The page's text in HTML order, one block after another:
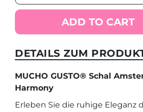
Schal
Amsterdam
Harmony
quantity
ADD TO CART
DETAILS ZUM
MUCHO GUSTO® Schal
Harmony
Erleben Sie die ruhige Eleganz